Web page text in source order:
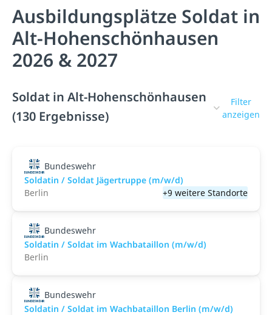
Ausbildungsplätze Soldat in
Alt-Hohenschönhausen
2026 & 2027
Soldat in Alt-Hohenschönhausen
(130 Ergebnisse)
Filter
anzeigen
Bundeswehr
Soldatin / Soldat Jägertruppe (m/w/d)
Berlin
+9 weitere Standorte
Bundeswehr
Soldatin / Soldat im Wachbataillon (m/w/d)
Berlin
Bundeswehr
Soldatin / Soldat im Wachbataillon Berlin (m/w/d)